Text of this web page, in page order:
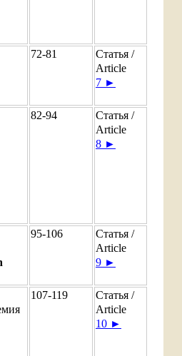
72-81
Статья /
Article
7 ►
82-94
Статья /
Article
8 ►
95-106
Статья /
Article
9 ►
107-119
Статья /
Article
10 ►